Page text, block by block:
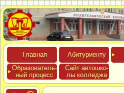
Глав­ная Аби­тури­ен­ту
Обра­зова­тель­
ный про­цесс
Сайт ав­тошко­
лы кол­леджа